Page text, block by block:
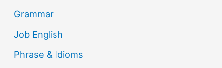
Grammar
Job English
Phrase & Idioms